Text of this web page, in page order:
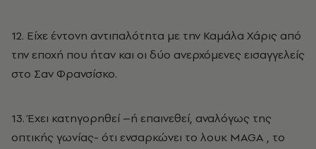
12. Είχε έντονη αντιπαλότητα με την Καμάλα Χάρις από
την εποχή που ήταν και οι δύο ανερχόμενες εισαγγελείς
στο Σαν Φρανσίσκο.
13. Έχει κατηγορηθεί –ή επαινεθεί, αναλόγως της
οπτικής γωνίας- ότι ενσαρκώνει το λουκ MAGA , το